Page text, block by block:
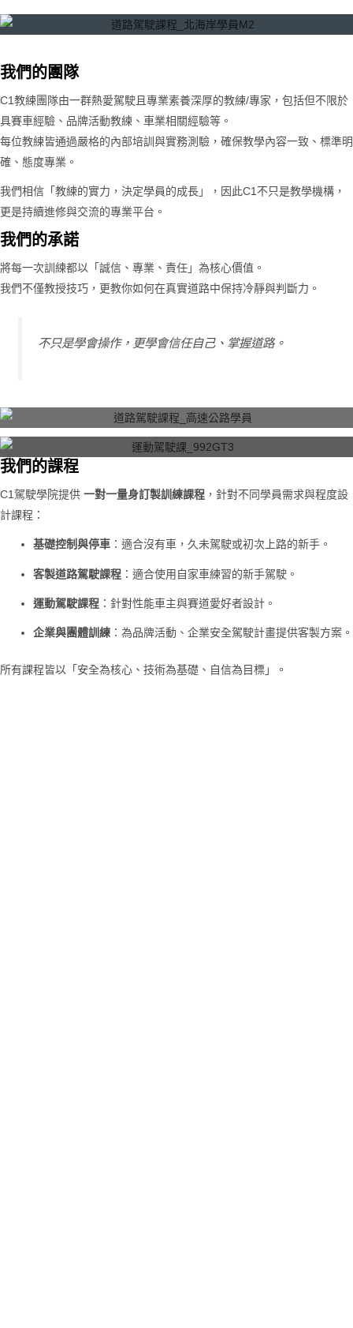
我們的團隊
C1教練團隊由一群熱愛駕駛且專業素養深厚的教練/專家，包括但不限於
具賽車經驗、品牌活動教練、車業相關經驗等。
每位教練皆通過嚴格的內部培訓與實務測驗，確保教學內容一致、標準明
確、態度專業。
我們相信「教練的實力，決定學員的成長」，因此C1不只是教學機構，
更是持續進修與交流的專業平台。
我們的承諾
將每一次訓練都以「誠信、專業、責任」為核心價值。
我們不僅教授技巧，更教你如何在真實道路中保持冷靜與判斷力。
不只是學會操作，更學會信任自己、掌握道路。
我們的課程
C1駕駛學院提供 一對一量身訂製訓練課程 ，針對不同學員需求與程度設
計課程：
基礎控制與停車 ：適合沒有車，久未駕駛或初次上路的新手。
客製道路駕駛課程 ：適合使用自家車練習的新手駕駛。
運動駕駛課程 ：針對性能車主與賽道愛好者設計。
企業與團體訓練 ：為品牌活動、企業安全駕駛計畫提供客製方案。
所有課程皆以「安全為核心、技術為基礎、自信為目標」。